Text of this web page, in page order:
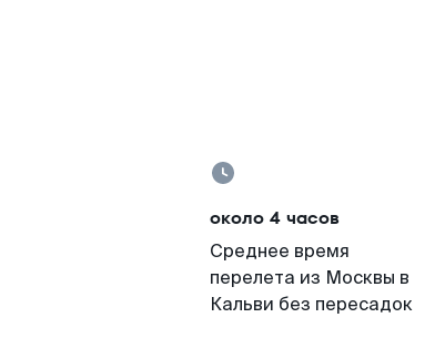
около 4 часов
Среднее время
перелета из Москвы в
Кальви без пересадок